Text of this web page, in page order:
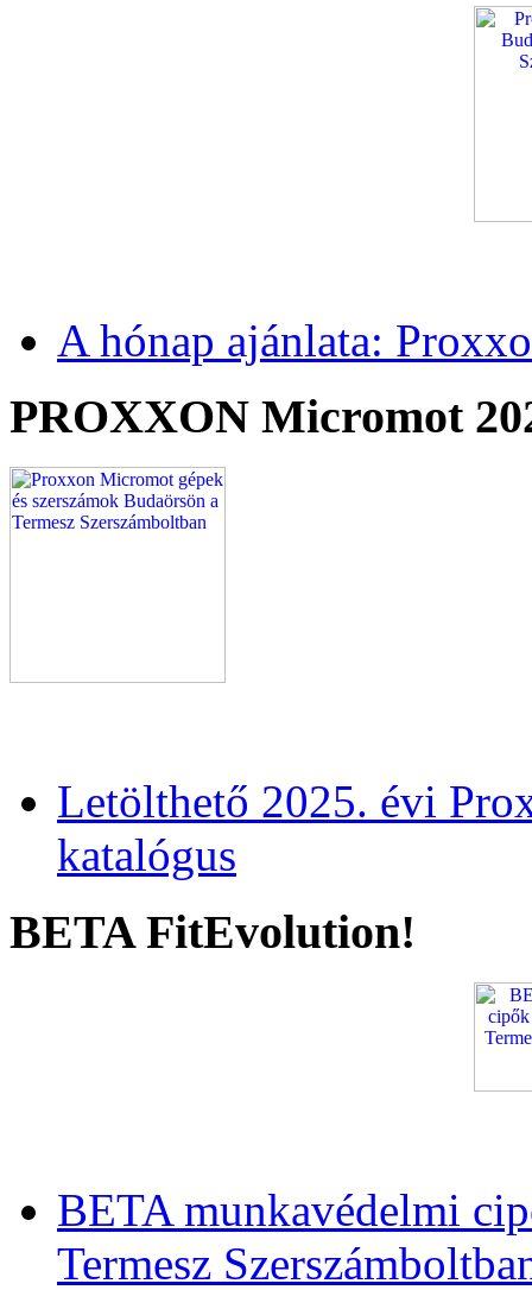
A hónap ajánlata:
PROXXON Micromot
Letölthető 2025. évi
katalógus
BETA FitEvolution!
BETA munkavédelmi
Termesz